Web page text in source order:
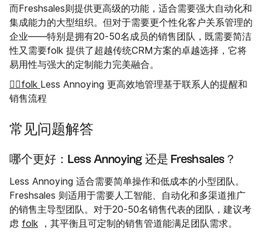
而Freshsales则提供更高级的功能，适合需要强大自动化和
集成能力的大型组织。但对于需要更个性化客户关系管理的
企业——特别是拥有20-50名成员的销售团队，既需要简洁
性又需要folk 提供了超越传统CRM方案的卓越选择，它将
易用性与强大的定制能力完美融合。
👉🏼folk Less Annoying 更高效地管理基于联系人的提醒和
销售流程
常见问题解答
哪个更好：Less Annoying 还是 Freshsales？
Less Annoying 适合需要简单操作和低成本的小型团队。
Freshsales 则适用于需要人工智能、自动化和多渠道推广
的销售主导型团队。对于20-50名销售代表的团队，建议考
虑 folk ，其平衡且可定制的销售管道能满足团队需求。